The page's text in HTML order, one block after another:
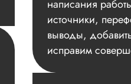
написания
источники,
выводы,
исправим